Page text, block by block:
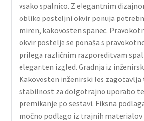
vsako spalnico. Z elegantnim
obliko posteljni okvir ponuja
miren, kakovosten spanec.
okvir postelje se ponaša s
prilega različnim razporeditvam
eleganten izgled. Gradnja iz
Kakovosten inženirski les
stabilnost za dolgotrajno uporabo
premikanje po sestavi. Fiksna
močno podlago iz trajnih materialov